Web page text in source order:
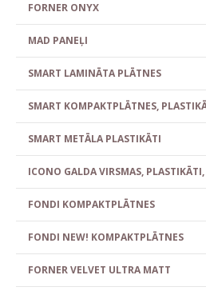
FORNER ONYX
MAD PANEĻI
SMART LAMINĀTA PLĀTNES
SMART KOMPAKTPLĀTNES,
SMART METĀLA PLASTIKĀTI
ICONO GALDA VIRSMAS,
FONDI KOMPAKTPLĀTNES
FONDI NEW! KOMPAKTPLĀTNES
FORNER VELVET ULTRA MATT